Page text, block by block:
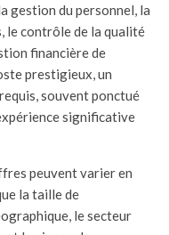
gestion du personnel, la
le contrôle de la qualité
financière de
prestigieux, un
souvent ponctué
significative
peuvent varier en
la taille de
le secteur